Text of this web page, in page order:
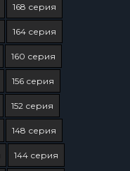
168 серия
164 серия
160 серия
156 серия
152 серия
148 серия
144 серия